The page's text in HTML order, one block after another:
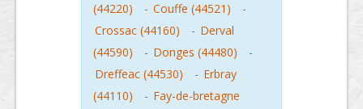
(44220)
- Couffe (44521)
-
Crossac (44160)
- Derval
(44590)
- Donges (44480)
-
Dreffeac (44530)
- Erbray
(44110)
- Fay-de-bretagne